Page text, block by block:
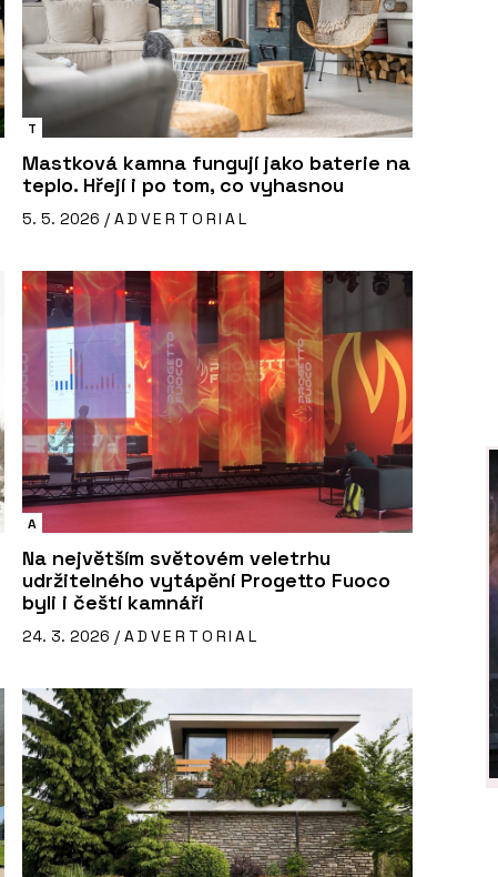
T
Mastková kamna fungují jako baterie na
teplo. Hřejí i po tom, co vyhasnou
5. 5. 2026 / ADVERTORIAL
A
Na největším světovém veletrhu
udržitelného vytápění Progetto Fuoco
byli i čeští kamnáři
24. 3. 2026 / ADVERTORIAL